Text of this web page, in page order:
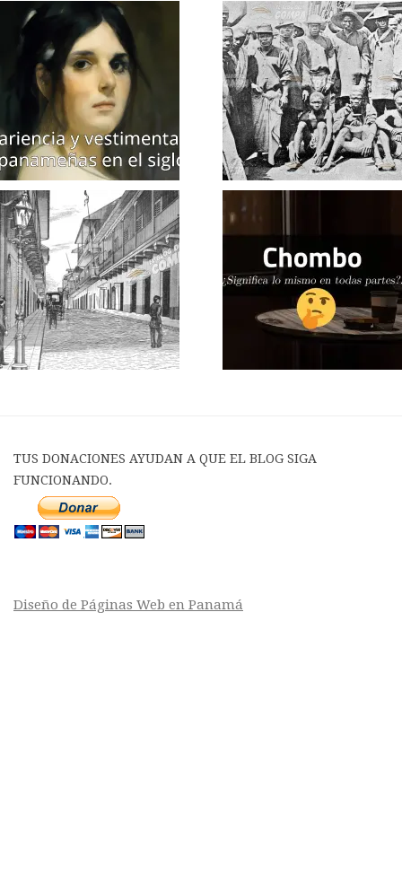
TUS DONACIONES AYUDAN A QUE EL BLOG SIGA
FUNCIONANDO.
Diseño de Páginas Web en Panamá